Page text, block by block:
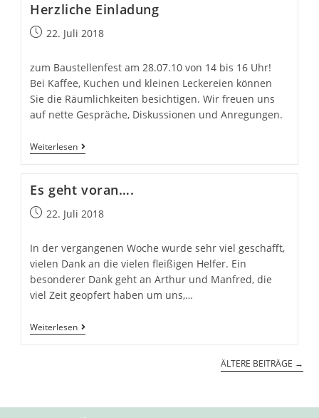
Herzliche Einladung
Beitrag22. Juli 2018
zum Baustellenfest am 28.07.10 von 14 bis 16 Uhr!
Bei Kaffee, Kuchen und kleinen Leckereien können
Sie die Räumlichkeiten besichtigen. Wir freuen uns
auf nette Gespräche, Diskussionen und Anregungen.
Weiterlesen Herzliche
Es geht voran….
Beitrag22. Juli 2018
In der vergangenen Woche wurde sehr viel geschafft,
vielen Dank an die vielen fleißigen Helfer. Ein
besonderer Dank geht an Arthur und Manfred, die
viel Zeit geopfert haben um uns,…
Weiterlesen Es
ÄLTERE BEITRÄGE →